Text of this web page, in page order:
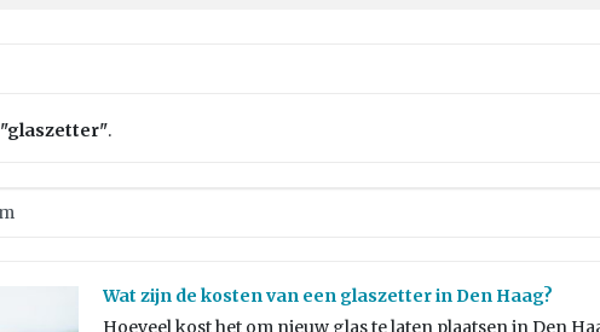
"glaszetter".
Wat zijn de kosten van een glaszetter in Den Haag?
Hoeveel kost het om nieuw glas te laten plaatsen in Den